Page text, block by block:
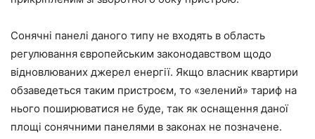
Сонячні панелі даного типу не входять в область
регулювання європейським законодавством щодо
відновлюваних джерел енергії. Якщо власник квартири
обзаведеться таким пристроєм, то «зелений» тариф на
нього поширюватися не буде, так як оснащення даної
площі сонячними панелями в законах не позначене.